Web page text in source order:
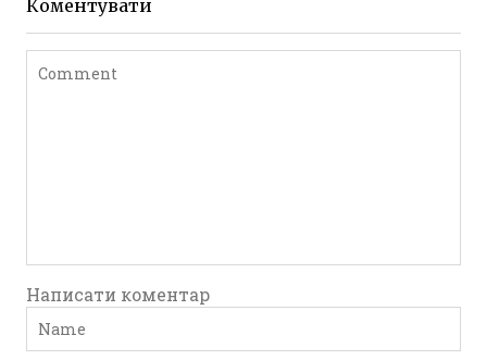
Коментувати
Написати коментар